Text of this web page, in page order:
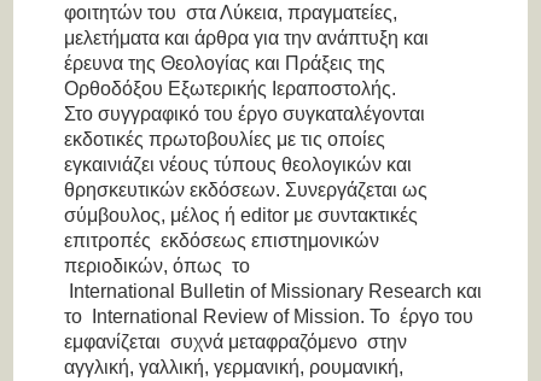
φοιτητών του στα Λύκεια, πραγματείες,
μελετήματα και άρθρα για την ανάπτυξη και
έρευνα της Θεολογίας και Πράξεις της
Ορθοδόξου Εξωτερικής Ιεραποστολής.
Στο συγγραφικό του έργο συγκαταλέγονται
εκδοτικές πρωτοβουλίες με τις οποίες
εγκαινιάζει νέους τύπους θεολογικών και
θρησκευτικών εκδόσεων. Συνεργάζεται ως
σύμβουλος, μέλος ή editor με συντακτικές
επιτροπές εκδόσεως επιστημονικών
περιοδικών, όπως το
International Bulletin of Missionary Research και
το International Review of Mission. Το έργο του
εμφανίζεται συχνά μεταφραζόμενο στην
αγγλική, γαλλική, γερμανική, ρουμανική,